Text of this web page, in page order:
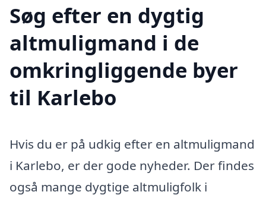
Søg efter en dygtig
altmuligmand i de
omkringliggende byer
til Karlebo
Hvis du er på udkig efter en altmuligmand
i Karlebo, er der gode nyheder. Der findes
også mange dygtige altmuligfolk i